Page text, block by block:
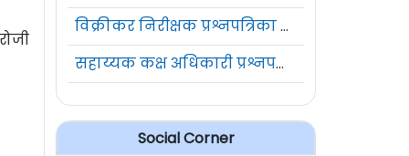
विक्रीकर निरीक्षक प्रश्नपत्रिका संच
सहाय्यक कक्ष अधिकारी प्रश्नपत्रिका संच
Social Corner